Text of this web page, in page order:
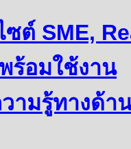
ซต์ SME,
ร้อมใช้งาน
ามรู้ทางด้า